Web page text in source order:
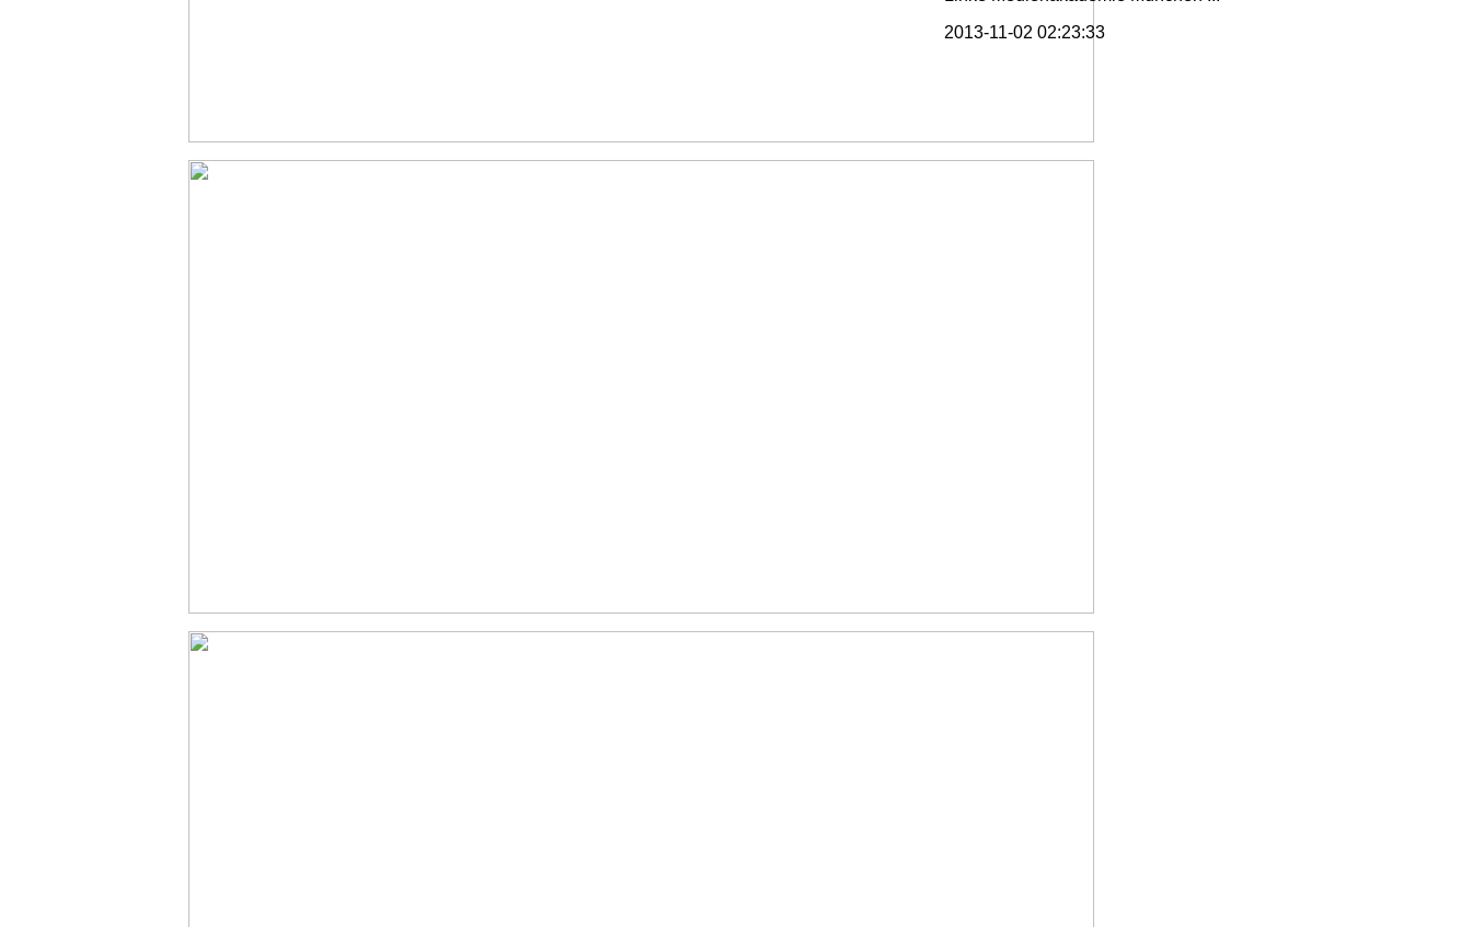
2013-11-02 02:23:33